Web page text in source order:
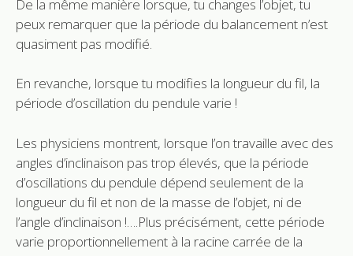
De la même manière lorsque, tu changes l’objet, tu
peux remarquer que la période du balancement n’est
quasiment pas modifié.
En revanche, lorsque tu modifies la longueur du fil, la
période d’oscillation du pendule varie !
Les physiciens montrent, lorsque l’on travaille avec des
angles d’inclinaison pas trop élevés, que la période
d’oscillations du pendule dépend seulement de la
longueur du fil et non de la masse de l’objet, ni de
l’angle d’inclinaison !….Plus précisément, cette période
varie proportionnellement à la racine carrée de la